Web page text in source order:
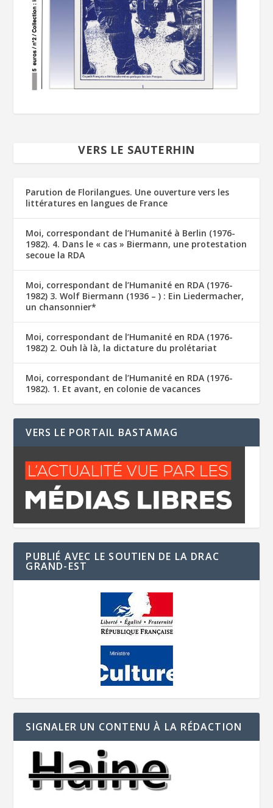
VERS LE SAUTERHIN
Parution de Florilangues. Une ouverture vers les
littératures en langues de France
Moi, correspondant de l’Humanité à Berlin (1976-
1982). 4. Dans le « cas » Biermann, une protestation
secoue la RDA
Moi, correspondant de l’Humanité en RDA (1976-
1982) 3. Wolf Biermann (1936 – ) : Ein Liedermacher,
un chansonnier*
Moi, correspondant de l’Humanité en RDA (1976-
1982) 2. Ouh là là, la dictature du prolétariat
Moi, correspondant de l’Humanité en RDA (1976-
1982). 1. Et avant, en colonie de vacances
VERS LE PORTAIL BASTAMAG
PUBLIÉ AVEC LE SOUTIEN DE LA DRAC
GRAND-EST
SIGNALER UN CONTENU À LA RÉDACTION